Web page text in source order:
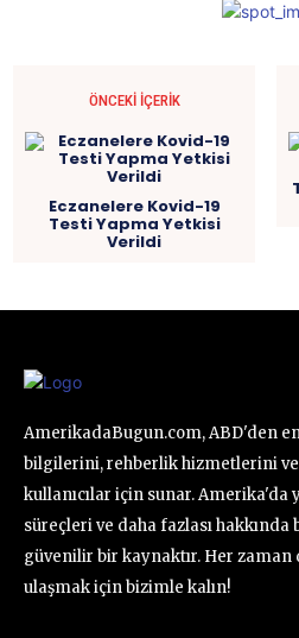
ÖNCEKI İÇERIK
Eczanelere Kovid-19
Testi Yapma Yetkisi
Verildi
AmerikadaBugun.com, ABD'den
bilgilerini, rehberlik hizmetlerini
kullanıcılar için sunar. Amerika'da
süreçleri ve daha fazlası
güvenilir bir kaynaktır. Her zaman
ulaşmak için bizimle kalın!